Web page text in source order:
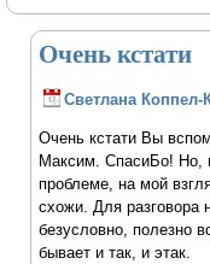
Очень кстати
Светлана Коппел-
Очень кстати Вы
Максим. СпасиБо! Но,
проблеме, на мой
схожи. Для разговора
безусловно, полезно
бывает и так, и этак.